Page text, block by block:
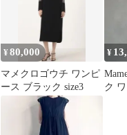
¥80,000
マメクロゴウチ ワンピ
ース ブラック size3
¥
ク